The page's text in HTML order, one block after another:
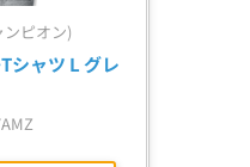
ピオン)
シャツ L グレ